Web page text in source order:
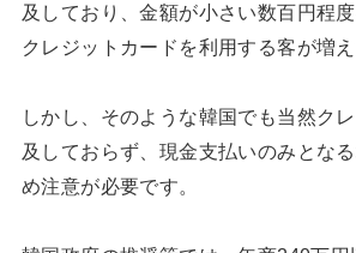
及しており、金額が小さい数百円程
クレジットカードを利用する客が増え
しかし、そのような韓国でも当然ク
及しておらず、現金支払いのみとな
め注意が必要です。